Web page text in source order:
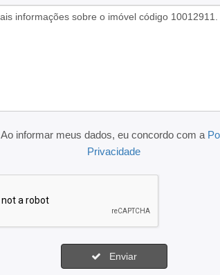
Ao informar meus dados, eu concordo com a
Privacidade
Enviar